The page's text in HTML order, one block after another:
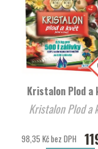
Kristalon Plod a
Kristalon Plod a
98,35 Kč bez DPH